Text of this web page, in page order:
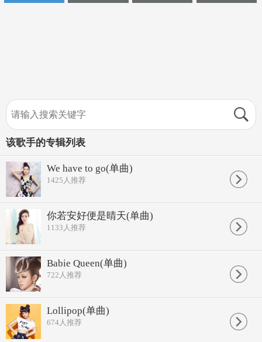
该歌手的专辑列表
We have to go(单曲)
1425 人推荐
你若安好便是晴天(单曲)
1133 人推荐
Babie Queen(单曲)
722 人推荐
Lollipop(单曲)
674人推荐